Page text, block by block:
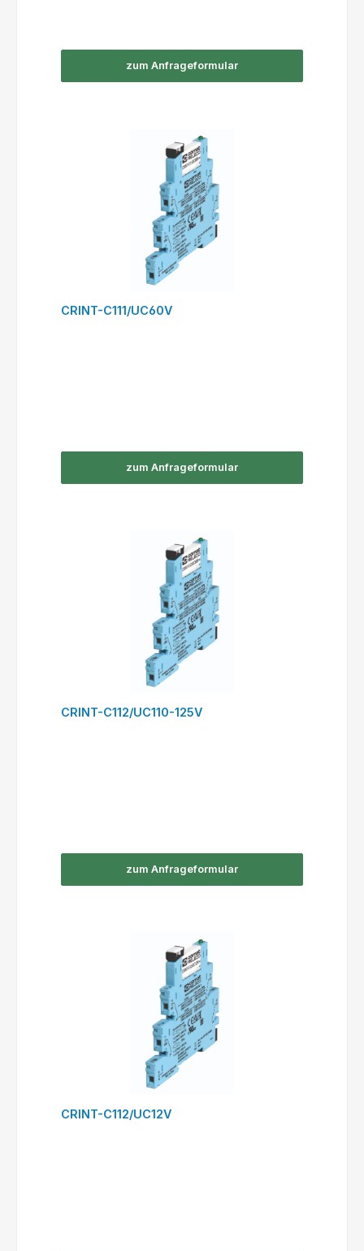
zum Anfrageformular
CRINT-C111/UC60V
zum Anfrageformular
CRINT-C112/UC110-125V
zum Anfrageformular
CRINT-C112/UC12V